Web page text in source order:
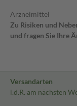
Arzneimittel
Zu Risiken und
und fragen Sie Ihre
Versandarten
i.d.R. am nächsten